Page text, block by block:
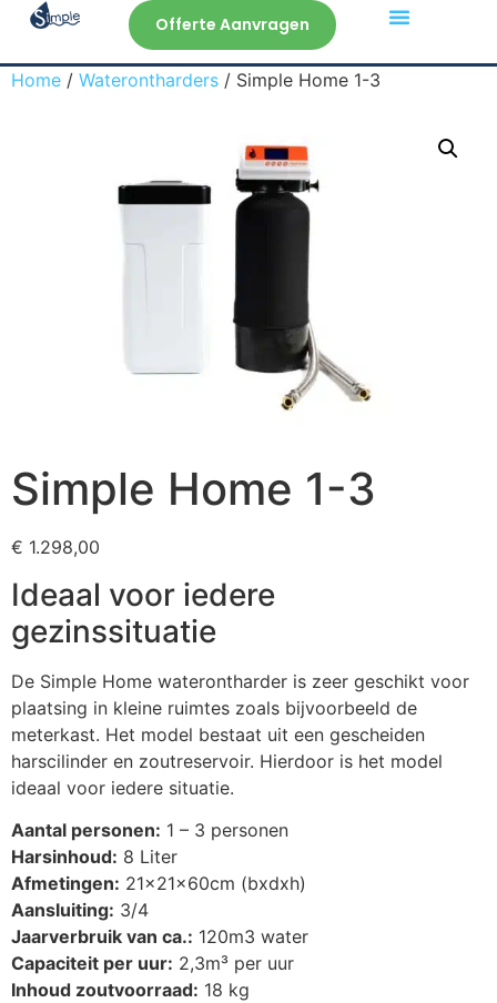
Offerte Aanvragen
Home / Waterontharders / Simple Home 1-3
Simple Home 1-3
€ 1.298,00
Ideaal voor iedere
gezinssituatie
De Simple Home waterontharder is zeer geschikt voor
plaatsing in kleine ruimtes zoals bijvoorbeeld de
meterkast. Het model bestaat uit een gescheiden
harscilinder en zoutreservoir. Hierdoor is het model
ideaal voor iedere situatie.
Aantal personen: 1 – 3 personen
Harsinhoud: 8 Liter
Afmetingen: 21x21x60cm (bxdxh)
Aansluiting: 3/4
Jaarverbruik van ca.: 120m3 water
Capaciteit per uur: 2,3m³ per uur
Inhoud zoutvoorraad: 18 kg